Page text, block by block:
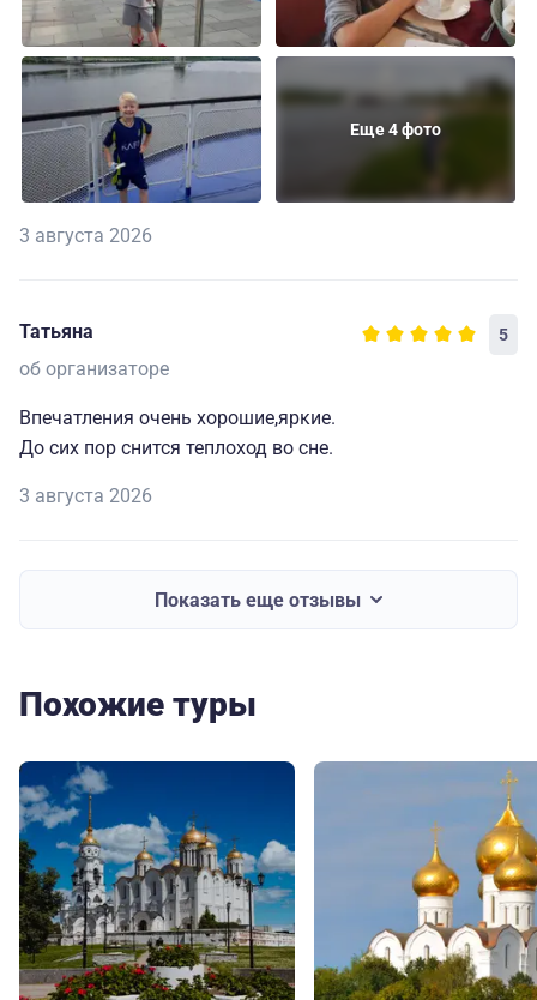
Еще 4 фото
3 августа 2026
Татьяна 5
об организаторе
Впечатления очень хорошие,яркие.
До сих пор снится теплоход во сне.
3 августа 2026
Показать еще отзывы
Похожие туры